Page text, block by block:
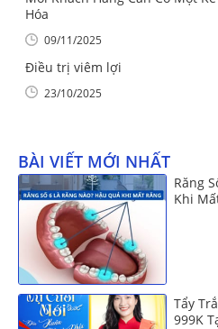
Hóa
09/11/2025
Điều trị viêm lợi
23/10/2025
BÀI VIẾT MỚI NHẤT
Răng
Khi
Tẩy
999K